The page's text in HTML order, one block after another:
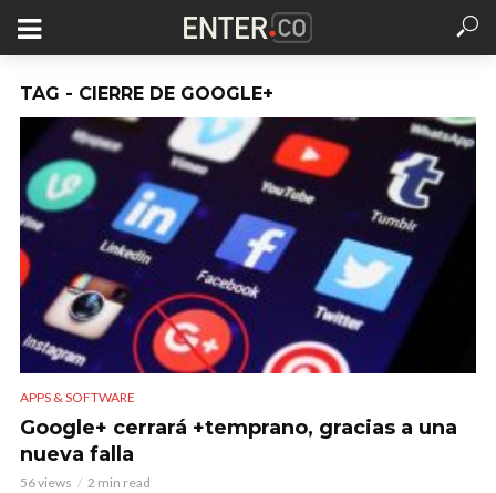
TAG - CIERRE DE GOOGLE+
APPS & SOFTWARE
Google+ cerrará +temprano, gracias a una
nueva falla
56 views 2 min read